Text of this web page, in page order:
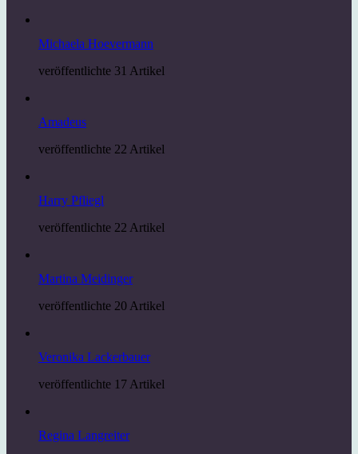
Michaela Hoevermann
veröffentlichte 31 Artikel
Amadeus
veröffentlichte 22 Artikel
Harry Pfliegl
veröffentlichte 22 Artikel
Martina Meidinger
veröffentlichte 20 Artikel
Veronika Lackerbauer
veröffentlichte 17 Artikel
Regina Langreiter